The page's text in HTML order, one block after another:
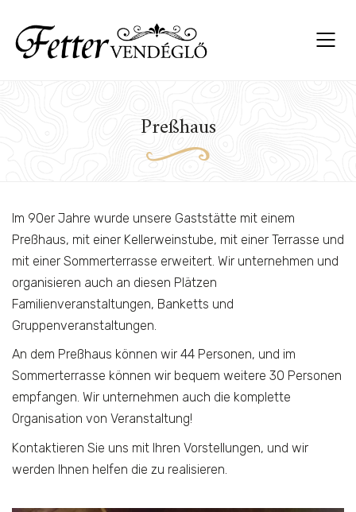
Preßhaus
Im 90er Jahre wurde unsere Gaststätte mit einem
Preßhaus, mit einer Kellerweinstube, mit einer Terrasse und
mit einer Sommerterrasse erweitert. Wir unternehmen und
organisieren auch an diesen Plätzen
Familienveranstaltungen, Banketts und
Gruppenveranstaltungen.
An dem Preßhaus können wir 44 Personen, und im
Sommerterrasse können wir bequem weitere 30 Personen
empfangen. Wir unternehmen auch die komplette
Organisation von Veranstaltung!
Kontaktieren Sie uns mit Ihren Vorstellungen, und wir
werden Ihnen helfen die zu realisieren.